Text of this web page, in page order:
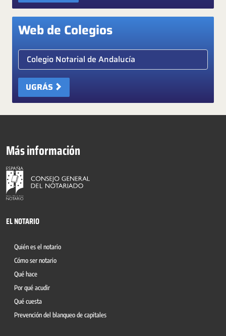
Web de Colegios
Elige colegio notarial
UGRÁS
Más información
EL NOTARIO
Quién es el notario
Cómo ser notario
Qué hace
Por qué acudir
Qué cuesta
Prevención del blanqueo de capitales